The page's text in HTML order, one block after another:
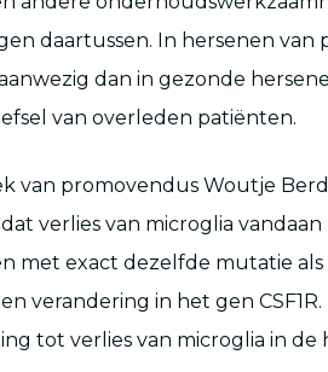
daartussen. In hersenen
dan in gezonde
van overleden patiënten.
van promovendus Woutje
verlies van microglia
met exact dezelfde mutatie
verandering in het gen
tot verlies van microglia in de